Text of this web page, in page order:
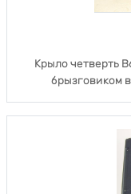
Крыло четверть
брызговиком